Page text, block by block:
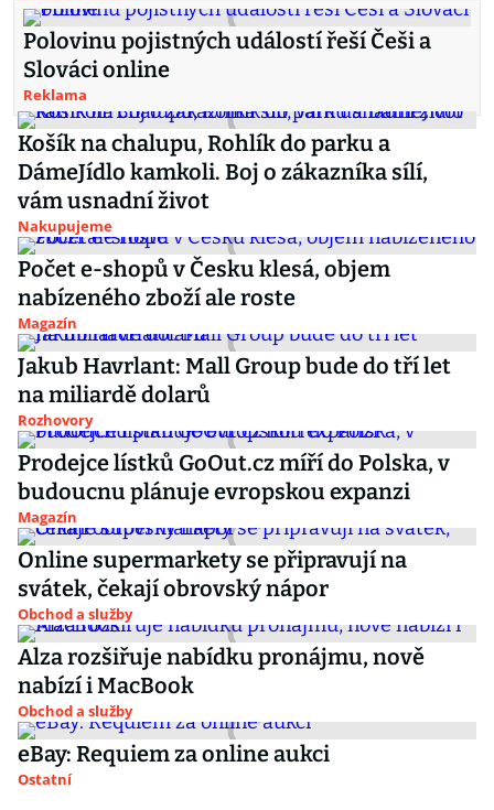
Polovinu pojistných událostí řeší Češi a
Slováci online
Reklama
Košík na chalupu, Rohlík do parku a
DámeJídlo kamkoli. Boj o zákazníka sílí,
vám usnadní život
Nakupujeme
Počet e-shopů v Česku klesá, objem
nabízeného zboží ale roste
Magazín
Jakub Havrlant: Mall Group bude do tří let
na miliardě dolarů
Rozhovory
Prodejce lístků GoOut.cz míří do Polska, v
budoucnu plánuje evropskou expanzi
Magazín
Online supermarkety se připravují na
svátek, čekají obrovský nápor
Obchod a služby
Alza rozšiřuje nabídku pronájmu, nově
nabízí i MacBook
Obchod a služby
eBay: Requiem za online aukci
Ostatní